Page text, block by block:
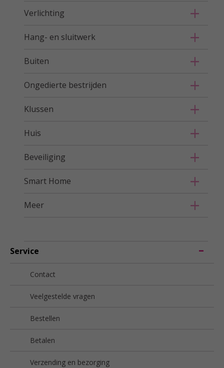
Verlichting
Hang- en sluitwerk
Buiten
Ongedierte bestrijden
Klussen
Huis
Beveiliging
Smart Home
Meer
Service
Contact
Veelgestelde vragen
Bestellen
Betalen
Verzending en bezorging